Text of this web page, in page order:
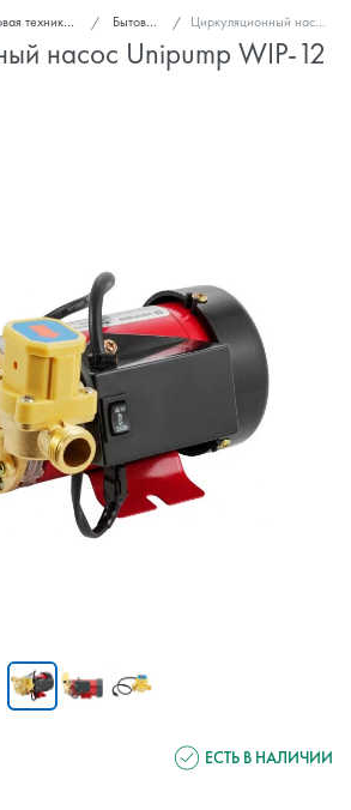
и инструменты Бытовые насосы Циркуляционный насос Unipump WIP-12
насос Unipump WIP-12
ЕСТЬ В НАЛИЧИИ